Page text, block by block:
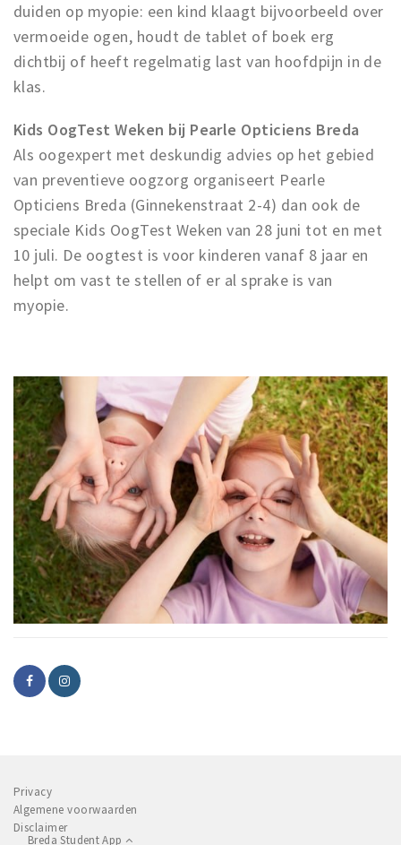
duiden op myopie: een kind klaagt bijvoorbeeld over
vermoeide ogen, houdt de tablet of boek erg
dichtbij of heeft regelmatig last van hoofdpijn in de
klas.
Kids OogTest Weken bij Pearle Opticiens Breda
Als oogexpert met deskundig advies op het gebied
van preventieve oogzorg organiseert Pearle
Opticiens Breda (Ginnekenstraat 2-4) dan ook de
speciale Kids OogTest Weken van 28 juni tot en met
10 juli. De oogtest is voor kinderen vanaf 8 jaar en
helpt om vast te stellen of er al sprake is van
myopie.
Privacy
Algemene voorwaarden
Disclaimer
Breda Student App